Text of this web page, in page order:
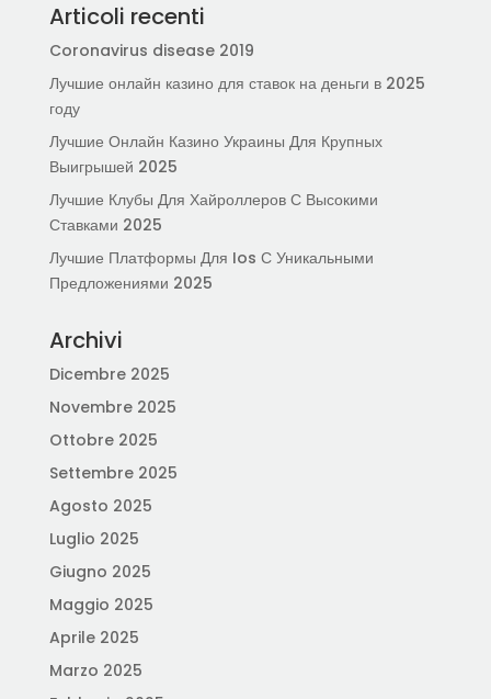
Articoli recenti
Coronavirus disease 2019
Лучшие онлайн казино для ставок на деньги в 2025
году
Лучшие Онлайн Казино Украины Для Крупных
Выигрышей 2025
Лучшие Клубы Для Хайроллеров С Высокими
Ставками 2025
Лучшие Платформы Для Ios С Уникальными
Предложениями 2025
Archivi
Dicembre 2025
Novembre 2025
Ottobre 2025
Settembre 2025
Agosto 2025
Luglio 2025
Giugno 2025
Maggio 2025
Aprile 2025
Marzo 2025